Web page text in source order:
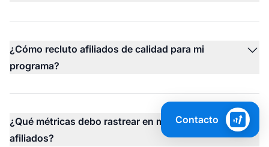
¿Cómo recluto afiliados de calidad para mi
programa?
¿Qué métricas debo rastrear en mi programa de
afiliados?
Contacto